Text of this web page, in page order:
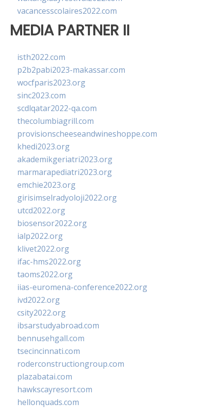
vacancesscolaires2022.com
MEDIA PARTNER II
isth2022.com
p2b2pabi2023-makassar.com
wocfparis2023.org
sinc2023.com
scdlqatar2022-qa.com
thecolumbiagrill.com
provisionscheeseandwineshoppe.com
khedi2023.org
akademikgeriatri2023.org
marmarapediatri2023.org
emchie2023.org
girisimselradyoloji2022.org
utcd2022.org
biosensor2022.org
ialp2022.org
klivet2022.org
ifac-hms2022.org
taoms2022.org
iias-euromena-conference2022.org
ivd2022.org
csity2022.org
ibsarstudyabroad.com
bennusehgall.com
tsecincinnati.com
roderconstructiongroup.com
plazabatai.com
hawkscayresort.com
hellonquads.com